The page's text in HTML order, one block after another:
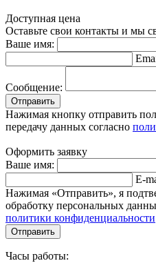
Доступная цена
Оставьте свои контакты и мы
Ваше имя:
Сообщение:
Отправить
Нажимая кнопку отправить
передачу данных согласно
Оформить заявку
Ваше имя:
E-
Нажимая «Отправить», я
обработку персональных
политики конфиденциальности
Отправить
Часы работы: